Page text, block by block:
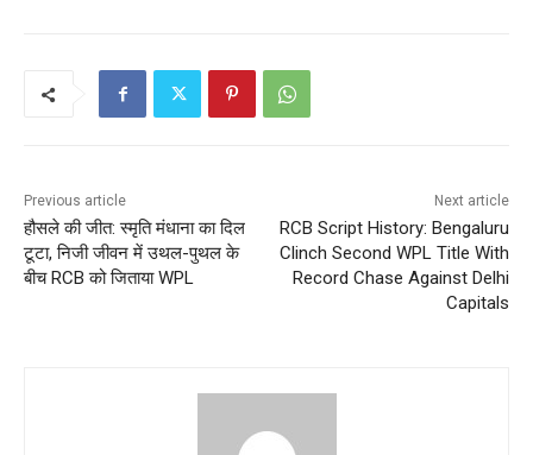
Previous article
हौसले की जीत: स्मृति मंधाना का दिल
टूटा, निजी जीवन में उथल-पुथल के
बीच RCB को जिताया WPL
Next article
RCB Script History: Bengaluru
Clinch Second WPL Title With
Record Chase Against Delhi
Capitals